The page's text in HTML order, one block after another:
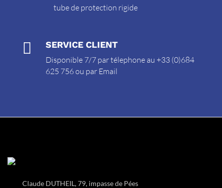
tube de protection rigide
 SERVICE CLIENT
Disponible 7/7 par télephone au +33 (0)684
625 756 ou par Email
Claude DUTHEIL, 79, impasse de Pées